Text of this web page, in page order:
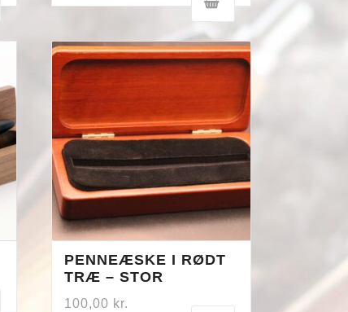
PENNEÆSKE I RØDT
TRÆ – STOR
100,00 kr.